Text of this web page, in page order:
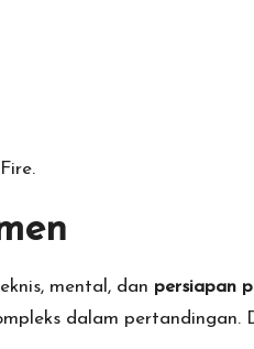
mental, dan persiapan
dalam pertandingan.